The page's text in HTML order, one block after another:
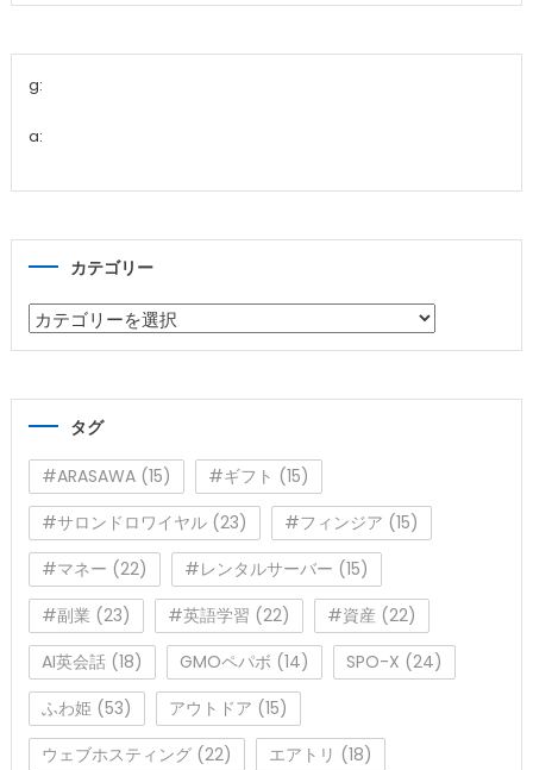
g:
a:
カテゴリー
カ
テ
タグ
#ARASAWA(15) #ギフト (15)
#サロンドロワイヤル(23) #フィンジア (15)
#マネー (22) #レンタルサーバー (15)
#副業 (23) #英語学習 (22) #資産 (22)
AI英会話(18) GMOペパボ (14) SPO-X (24)
ふわ姫 (53) アウトドア (15)
ウェブホスティング(22) エアトリ (18)